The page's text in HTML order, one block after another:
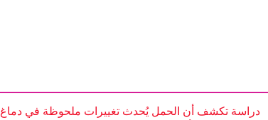
دراسة تكشف أن الحمل يُحدث تغييرات ملحوظة في دماغ